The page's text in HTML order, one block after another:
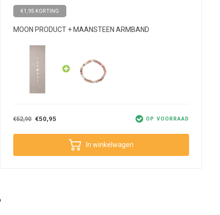
€1,95 KORTING
MOON PRODUCT + MAANSTEEN ARMBAND
€52,90 €50,95 OP VOORRAAD
In winkelwagen